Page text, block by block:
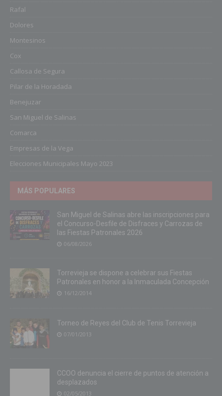
Rafal
Dolores
Montesinos
Cox
Callosa de Segura
Pilar de la Horadada
Benejuzar
San Miguel de Salinas
Comarca
Empresas de la Vega
Elecciones Municipales Mayo 2023
MÁS POPULARES
San Miguel de Salinas abre las inscripciones para
el Concurso-Desfile de Disfraces y Carrozas de
las Fiestas Patronales 2026
06/08/2026
Torrevieja se dispone a celebrar sus Fiestas
Patronales en honor a la Inmaculada Concepción
16/12/2014
Torneo de Reyes del Club de Tenis Torrevieja
07/01/2013
CCOO denuncia el cierre de puntos de atención a
desplazados
02/05/2013